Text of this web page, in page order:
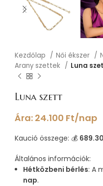
Kezdőlap Női ékszer
Arany szettek
Luna
Luna szett
Ára: 24.100 Ft/nap
Kaució összege: 💰
Általános információk:
Hétközbeni bérlés: A
nap.